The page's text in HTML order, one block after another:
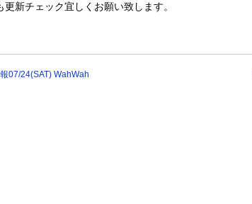
更新チェック宜しくお願い致します。
07/24(SAT) WahWah